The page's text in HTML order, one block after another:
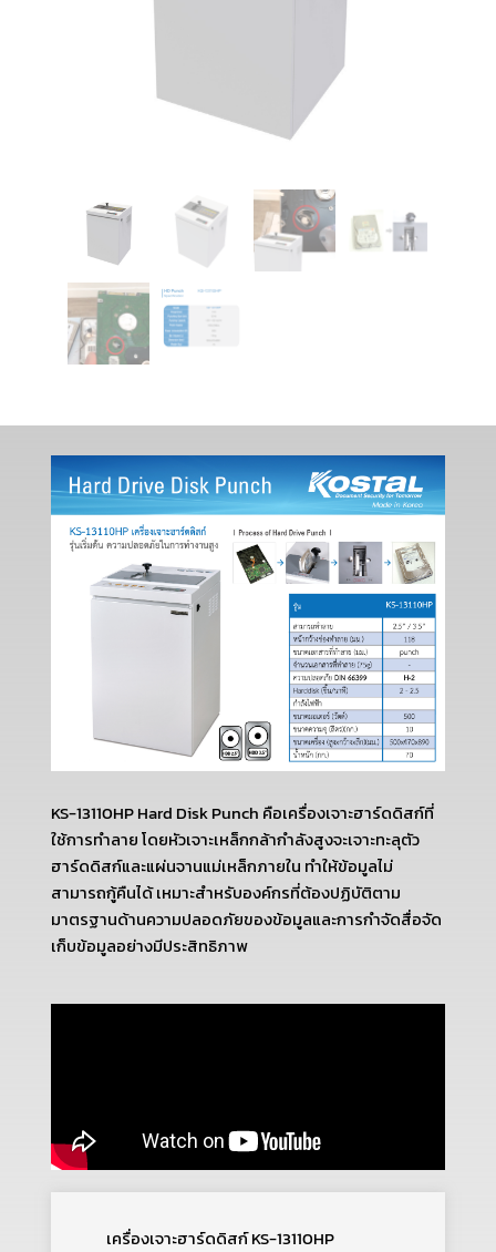
KS-13110HP Hard Disk Punch คือเครื่องเจาะฮาร์ดดิสก์ที่
ใช้การทำลาย โดยหัวเจาะเหล็กกล้ากำลังสูงจะเจาะทะลุตัว
ฮาร์ดดิสก์และแผ่นจานแม่เหล็กภายใน ทำให้ข้อมูลไม่
สามารถกู้คืนได้ เหมาะสำหรับองค์กรที่ต้องปฏิบัติตาม
มาตรฐานด้านความปลอดภัยของข้อมูลและการกำจัดสื่อจัด
เก็บข้อมูลอย่างมีประสิทธิภาพ
เครื่องเจาะฮาร์ดดิสก์ KS-13110HP